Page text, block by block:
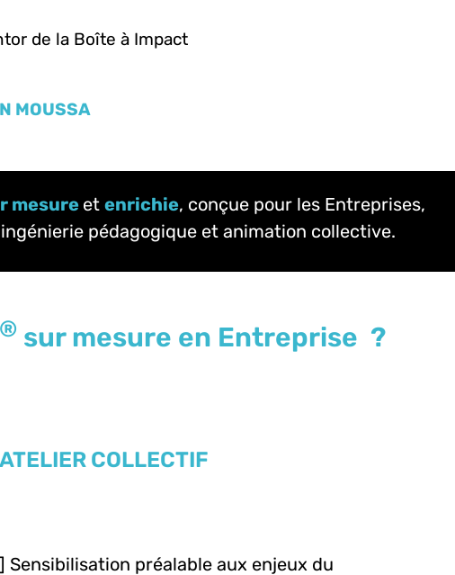
de la Boîte à Impact
MOUSSA
mesure et enrichie, conçue pour les Entreprises,
pédagogique et animation collective.
® sur mesure en Entreprise ?
ATELIER COLLECTIF
Sensibilisation préalable aux enjeux du